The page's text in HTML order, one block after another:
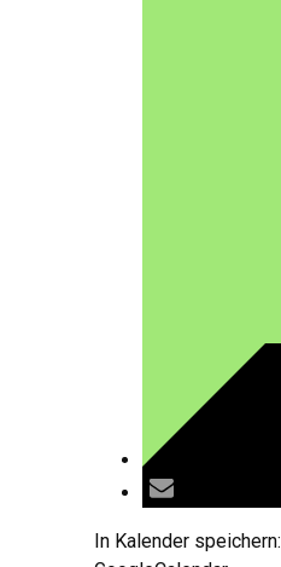
In Kalender speichern: